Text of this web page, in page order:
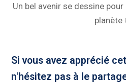
Un bel avenir se dessine
planète
Si vous avez apprécié
n'hésitez pas à le